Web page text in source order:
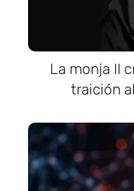
La monja II
traición